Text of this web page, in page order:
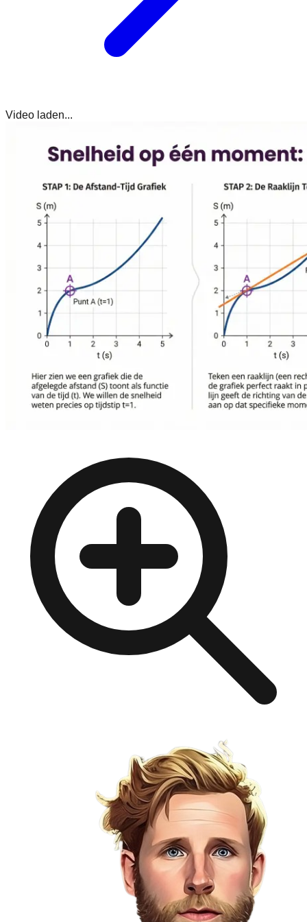
Video laden...